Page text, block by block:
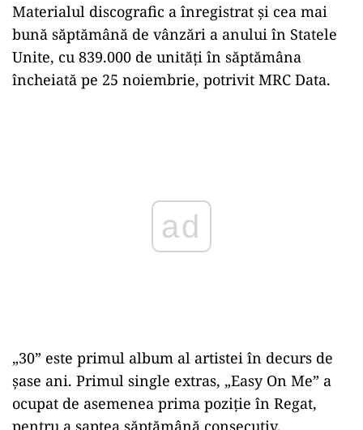
Materialul discografic a înregistrat şi cea mai
bună săptămână de vânzări a anului în Statele
Unite, cu 839.000 de unităţi în săptămâna
încheiată pe 25 noiembrie, potrivit MRC Data.
„30” este primul album al artistei în decurs de
şase ani. Primul single extras, „Easy On Me” a
ocupat de asemenea prima poziţie în Regat,
pentru a şaptea săptămână consecutiv.